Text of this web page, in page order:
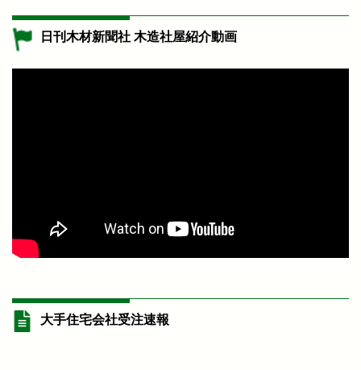
日刊木材新聞社 木造社屋紹介動画
大手住宅会社受注速報